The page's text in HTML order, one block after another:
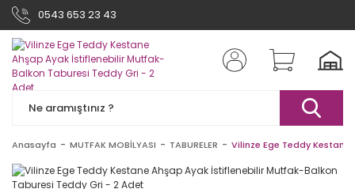
0543 653 23 43
Anasayfa MUTFAK MOBİLYASI TABURELER Vilinze Ege Teddy